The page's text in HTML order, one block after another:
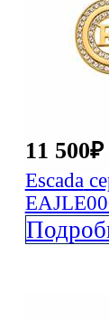
11 500₽
Escada